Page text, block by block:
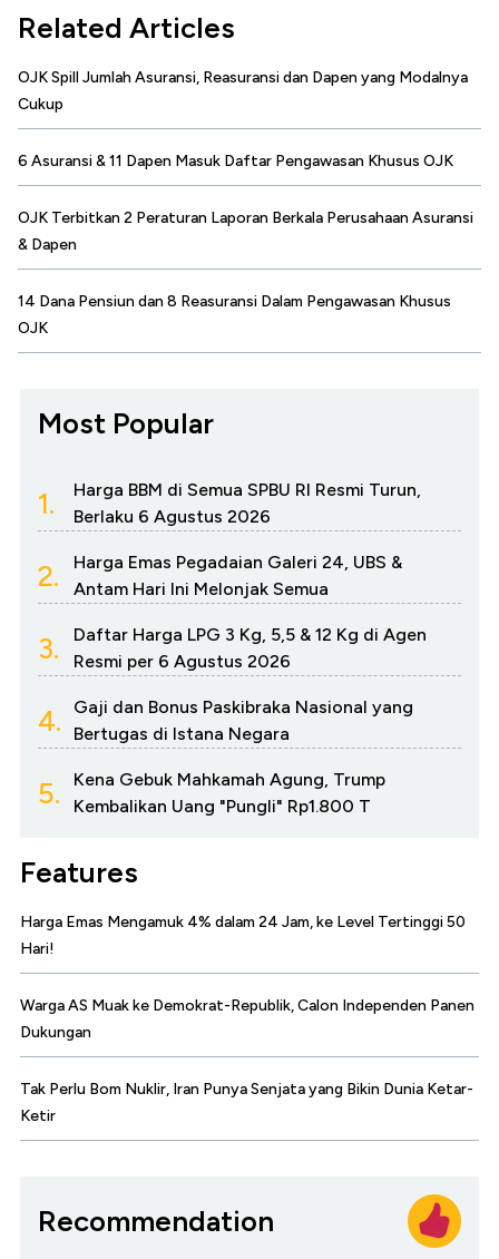
Related Articles
OJK Spill Jumlah Asuransi, Reasuransi dan Dapen yang Modalnya
Cukup
6 Asuransi & 11 Dapen Masuk Daftar Pengawasan Khusus OJK
OJK Terbitkan 2 Peraturan Laporan Berkala Perusahaan Asuransi
& Dapen
14 Dana Pensiun dan 8 Reasuransi Dalam Pengawasan Khusus
OJK
Most Popular
1.
Harga BBM di Semua SPBU RI Resmi Turun,
Berlaku 6 Agustus 2026
2.
Harga Emas Pegadaian Galeri 24, UBS &
Antam Hari Ini Melonjak Semua
3.
Daftar Harga LPG 3 Kg, 5,5 & 12 Kg di Agen
Resmi per 6 Agustus 2026
4.
Gaji dan Bonus Paskibraka Nasional yang
Bertugas di Istana Negara
5.
Kena Gebuk Mahkamah Agung, Trump
Kembalikan Uang "Pungli" Rp1.800 T
Features
Harga Emas Mengamuk 4% dalam 24 Jam, ke Level Tertinggi 50
Hari!
Warga AS Muak ke Demokrat-Republik, Calon Independen Panen
Dukungan
Tak Perlu Bom Nuklir, Iran Punya Senjata yang Bikin Dunia Ketar-
Ketir
Recommendation